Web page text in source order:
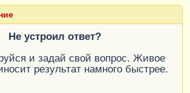
Не устроил ответ?
и задай свой вопрос. Живое
результат намного быстрее.